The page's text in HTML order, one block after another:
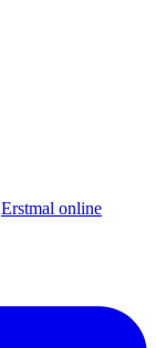
Erstmal online